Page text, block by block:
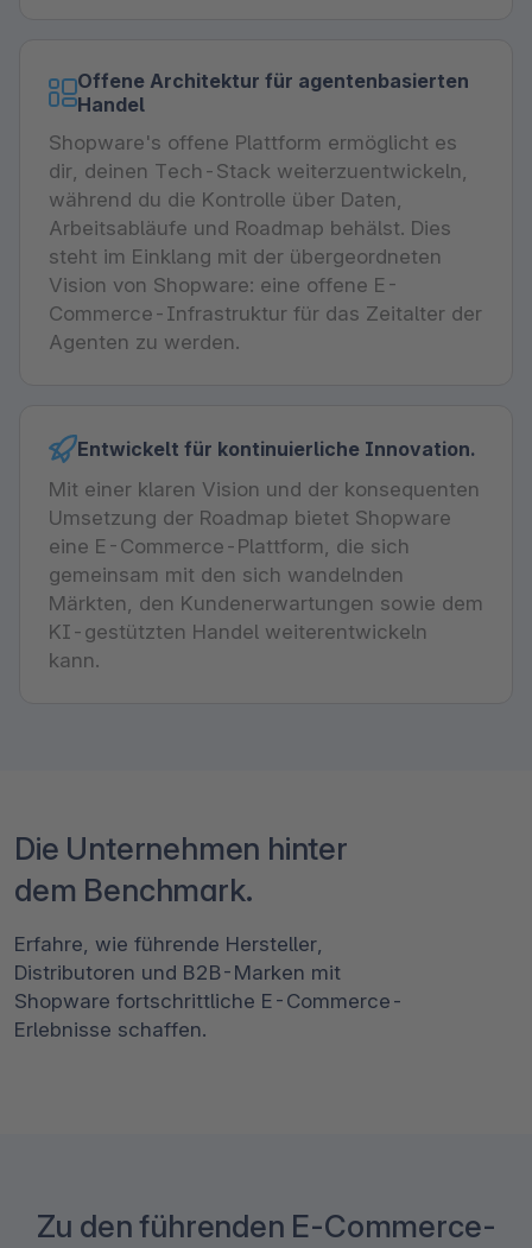
Offene Architektur für agentenbasierten
Handel
Shopware's offene Plattform ermöglicht es
dir, deinen Tech-Stack weiterzuentwickeln,
während du die Kontrolle über Daten,
Arbeitsabläufe und Roadmap behälst. Dies
steht im Einklang mit der übergeordneten
Vision von Shopware: eine offene E-
Commerce-Infrastruktur für das Zeitalter der
Agenten zu werden.
Entwickelt für kontinuierliche Innovation.
Mit einer klaren Vision und der konsequenten
Umsetzung der Roadmap bietet Shopware
eine E-Commerce-Plattform, die sich
gemeinsam mit den sich wandelnden
Märkten, den Kundenerwartungen sowie dem
KI-gestützten Handel weiterentwickeln
kann.
Die Unternehmen hinter
dem Benchmark.
Erfahre, wie führende Hersteller,
Distributoren und B2B-Marken mit
Shopware fortschrittliche E-Commerce-
Erlebnisse schaffen.
Zu den führenden E-Commerce-